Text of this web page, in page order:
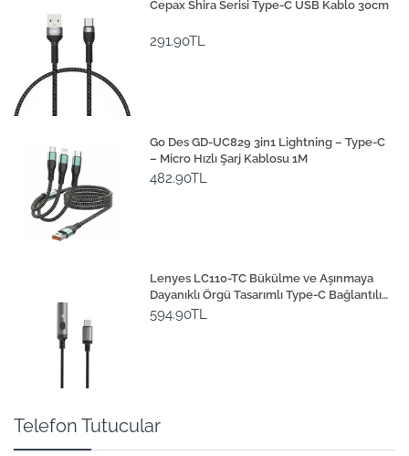
Cepax Shira Serisi Type-C USB Kablo 30cm
291.90TL
Go Des GD-UC829 3in1 Lightning – Type-C
– Micro Hızlı Şarj Kablosu 1M
482.90TL
Lenyes LC110-TC Bükülme ve Aşınmaya
Dayanıklı Örgü Tasarımlı Type-C Bağlantılı
Çakmak Kablosu 30cm
594.90TL
Telefon Tutucular